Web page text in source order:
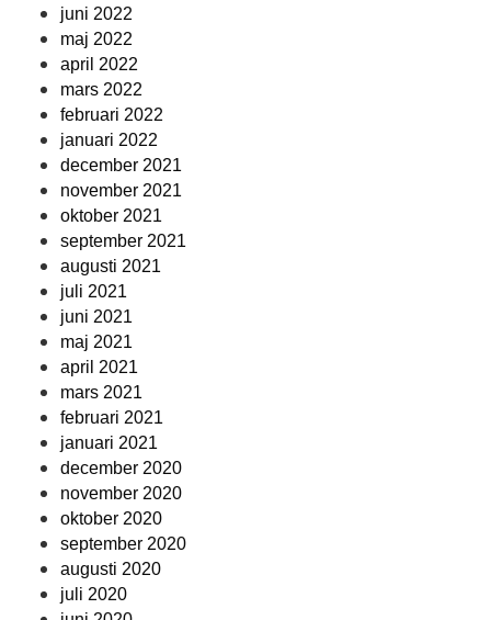
juni 2022
maj 2022
april 2022
mars 2022
februari 2022
januari 2022
december 2021
november 2021
oktober 2021
september 2021
augusti 2021
juli 2021
juni 2021
maj 2021
april 2021
mars 2021
februari 2021
januari 2021
december 2020
november 2020
oktober 2020
september 2020
augusti 2020
juli 2020